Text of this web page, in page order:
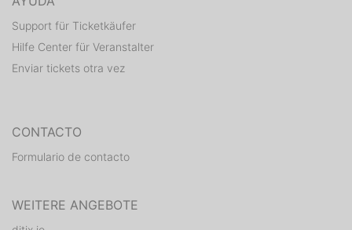
Support für Ticketkäufer
Hilfe Center für Veranstalter
Enviar tickets otra vez
CONTACTO
Formulario de contacto
WEITERE ANGEBOTE